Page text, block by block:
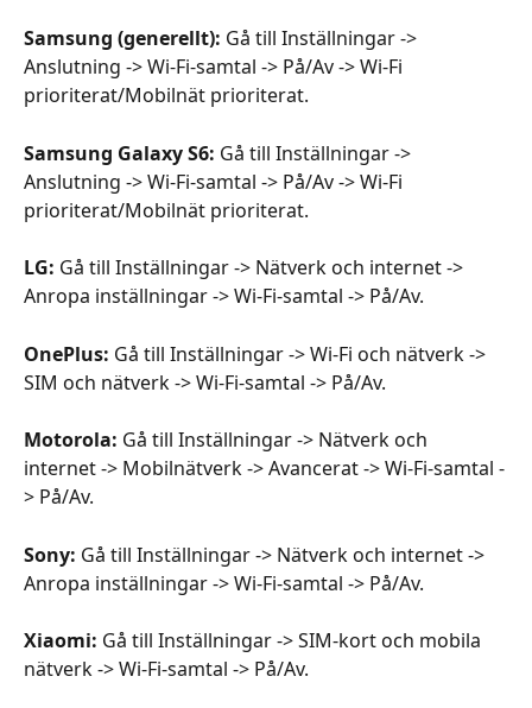
Samsung (generellt): Gå till Inställningar ->
Anslutning -> Wi-Fi-samtal -> På/Av -> Wi-Fi
prioriterat/Mobilnät prioriterat.
Samsung Galaxy S6: Gå till Inställningar ->
Anslutning -> Wi-Fi-samtal -> På/Av -> Wi-Fi
prioriterat/Mobilnät prioriterat.
LG: Gå till Inställningar -> Nätverk och internet ->
Anropa inställningar -> Wi-Fi-samtal -> På/Av.
OnePlus: Gå till Inställningar -> Wi-Fi och nätverk ->
SIM och nätverk -> Wi-Fi-samtal -> På/Av.
Motorola: Gå till Inställningar -> Nätverk och
internet -> Mobilnätverk -> Avancerat -> Wi-Fi-samtal -
> På/Av.
Sony: Gå till Inställningar -> Nätverk och internet ->
Anropa inställningar -> Wi-Fi-samtal -> På/Av.
Xiaomi: Gå till Inställningar -> SIM-kort och mobila
nätverk -> Wi-Fi-samtal -> På/Av.